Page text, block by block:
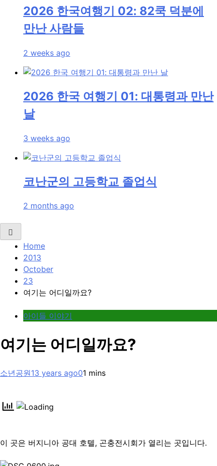
2026 한국여행기 02: 82쿡 덕분에
만난 사람들
2 weeks ago
2026 한국 여행기 01: 대통령과 만난
날
3 weeks ago
코난군의 고등학교 졸업식
2 months ago
Home
2013
October
23
여기는 어디일까요?
아이들 이야기
여기는 어디일까요?
소년공원13 years ago01 mins
이 곳은 버지니아 공대 호텔, 곤충전시회가 열리는 곳입니다.